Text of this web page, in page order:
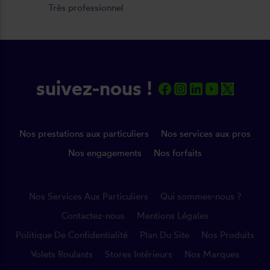
Très professionnel
suivez-nous !
Nos prestations aux particuliers
Nos services aux pros
Nos engagements
Nos forfaits
Nos Services Aux Particuliers
Qui sommes-nous ?
Contactez-nous
Mentions Légales
Politique De Confidentialité
Plan Du Site
Nos Produits
Volets Roulants
Stores Intérieurs
Nos Marques